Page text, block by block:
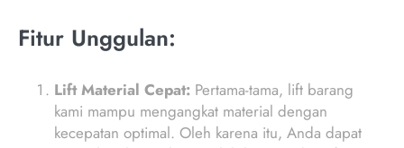
Fitur Unggulan:
Lift Material Cepat: Pertama-tama, lift barang
kami mampu mengangkat material dengan
kecepatan optimal. Oleh karena itu, Anda dapat